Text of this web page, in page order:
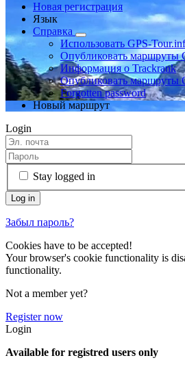
Новая регистрация
Язык
Справка
Использовать GPS-
Опубликовать маршруты
Информация о Trackrank
Опубликовать маршруты
Forgotten password
Новый маршрут
Login
Stay logged in
Забыл пароль?
Cookies have to be accepted!
Your browser's cookie functionality is
functionality.
Not a member yet?
Register now
Login
Available for registred users only